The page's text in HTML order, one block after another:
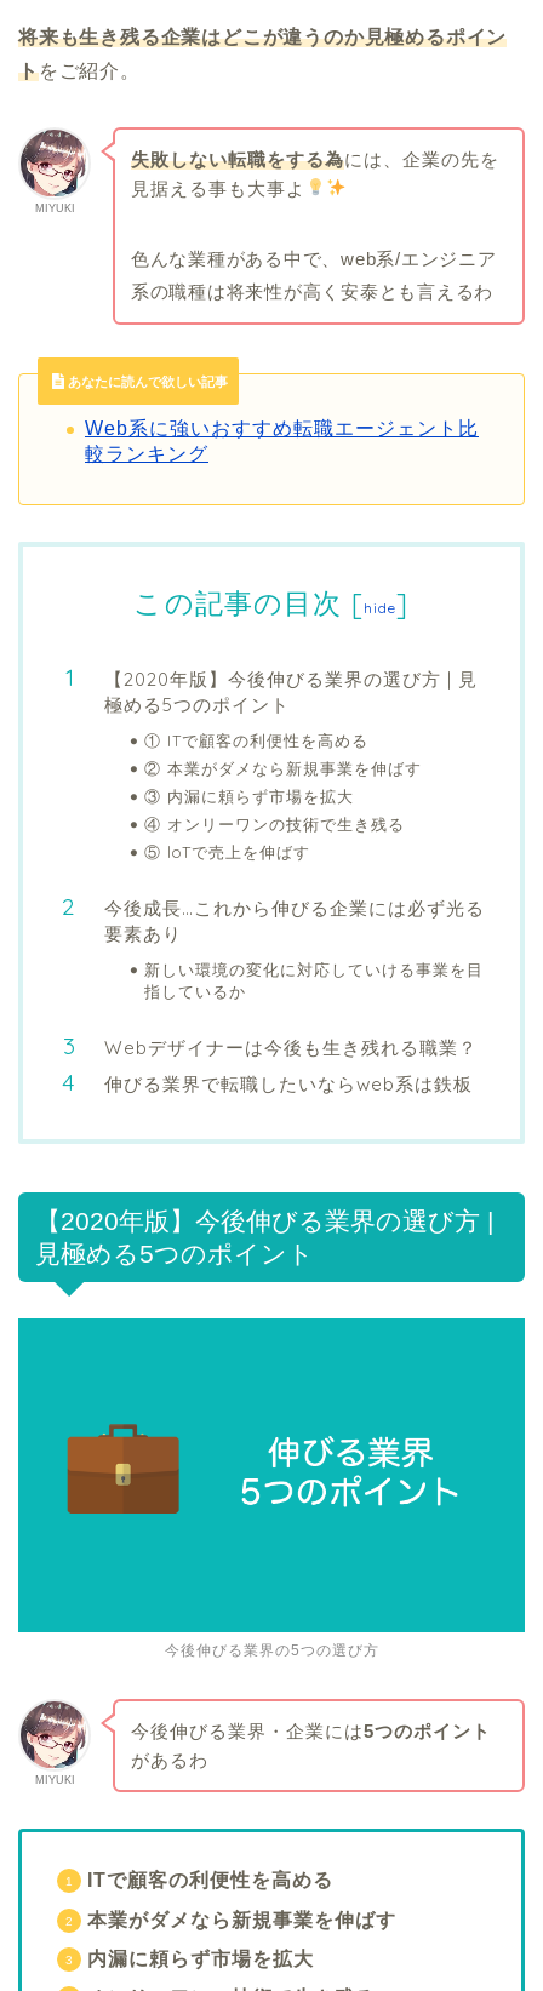
将来も生き残る企業はどこが違うのか見極めるポイン
トをご紹介。
MIYUKI
失敗しない転職をする為には、企業の先を
見据える事も大事よ
色んな業種がある中で、web系/エンジニア
系の職種は将来性が高く安泰とも言えるわ
あなたに読んで欲しい記事
Web系に強いおすすめ転職エージェント比
較ランキング
この記事の目次 [hide]
【2020年版】今後伸びる業界の選び方 | 見
極める5つのポイント
① ITで顧客の利便性を高める
② 本業がダメなら新規事業を伸ばす
③ 内漏に頼らず市場を拡大
④ オンリーワンの技術で生き残る
⑤ loTで売上を伸ばす
今後成長…これから伸びる企業には必ず光る
要素あり
新しい環境の変化に対応していける事業を目
指しているか
Webデザイナーは今後も生き残れる職業？
伸びる業界で転職したいならweb系は鉄板
【2020年版】今後伸びる業界の選び方 |
見極める5つのポイント
今後伸びる業界の5つの選び方
MIYUKI
今後伸びる業界・企業には5つのポイント
があるわ
ITで顧客の利便性を高める
本業がダメなら新規事業を伸ばす
内漏に頼らず市場を拡大